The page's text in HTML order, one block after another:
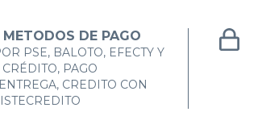
METODOS DE PAGO
PSE, BALOTO, EFECTY Y
PAGO
CREDITO CON